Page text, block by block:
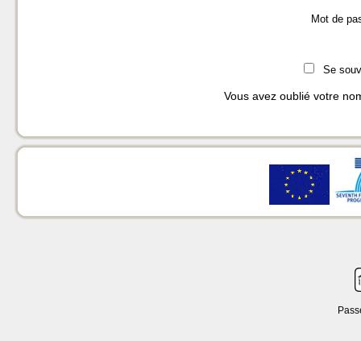
Mot de
Se
Vous avez oublié votre